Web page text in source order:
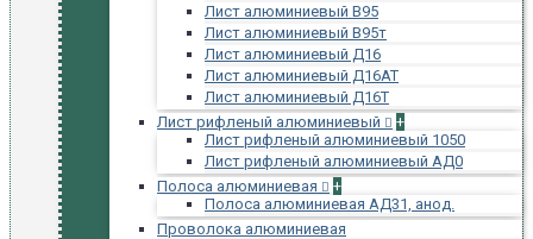
Лист алюминиевый В95
Лист алюминиевый В95т
Лист алюминиевый Д16
Лист алюминиевый Д16АТ
Лист алюминиевый Д16Т
Лист рифленый алюминиевый
+
Лист рифленый алюминиевый 1050
Лист рифленый алюминиевый АД0
Полоса алюминиевая
+
Полоса алюминиевая АД31, анод.
Проволока алюминиевая